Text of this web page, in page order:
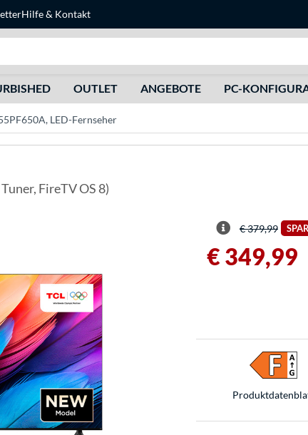
Hilfe& Kontakt
OUTLET ANGEBOTE PC-
LED-Fernseher
FireTV OS 8)
€ 379,99
€ 349,99